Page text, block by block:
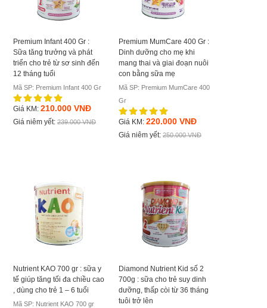
Premium Infant 400 Gr :
Sữa tăng trưởng và phát
triển cho trẻ từ sơ sinh đến
12 tháng tuổi
Mã SP: Premium Infant 400 Gr
Giá KM: 210.000 VNĐ
Giá niêm yết: 239.000 VNĐ
Premium MumCare 400 Gr :
Dinh dưỡng cho mẹ khi
mang thai và giai đoạn nuôi
con bằng sữa mẹ
Mã SP: Premium MumCare 400
Gr
Giá KM: 220.000 VNĐ
Giá niêm yết: 250.000 VNĐ
Nutrient KAO 700 gr : sữa y
tế giúp tăng tối đa chiều cao
, dùng cho trẻ 1 – 6 tuổi
Mã SP: Nutrient KAO 700 gr
Diamond Nutrient Kid số 2
700g : sữa cho trẻ suy dinh
dưỡng, thấp còi từ 36 tháng
tuôi trở lên